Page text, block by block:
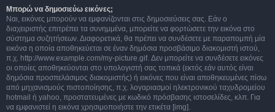
Μπορώ να δημοσιεύω εικόνες;
Ναι, εικόνες μπορούν να εμφανίζονται στις δημοσιεύσεις σας. Εάν ο
διαχειριστής επιτρέπει τα συνημμένα, μπορείτε να φορτώσετε την εικόνα στο
σύστημα συζητήσεων. Διαφορετικά, θα πρέπει να συνδέσετε με παραπομπή μία
εικόνα η οποία αποθηκεύεται σε έναν δημόσια προσβάσιμο διακομιστή ιστού,
π.χ. http://www.example.com/my-picture.gif. Δεν μπορείτε να συνδέσετε εικόνες
οι οποίες αποθηκεύονται στο υπολογιστή σας τοπικά (εκτός εάν αυτός είναι
δημόσια προσπελάσιμος διακομιστής) ή εικόνες που είναι αποθηκευμένες πίσω
από μηχανισμούς πιστοποίησης, π.χ. λογαριασμοί ηλεκτρονικού ταχυδρομείου
hotmail ή yahoo, προστατευμένες με κωδικό πρόσβασης ιστοσελίδες, κλπ. Για
να εμφανιστεί η εικόνα χρησιμοποιήστε την ετικέτα [img].